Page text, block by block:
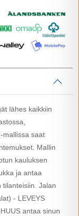
lähes kaikkiin
mallissa saat
Mallin
kauluksen
ja antaa
tilanteisiin. Jalan
- LEVEYS
antaa sinun